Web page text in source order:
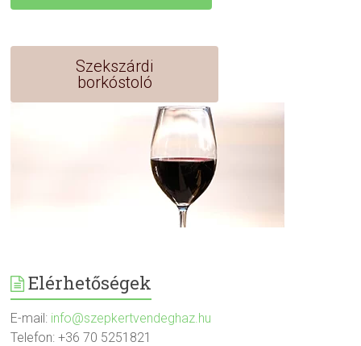
Szekszárdi
borkóstoló
Elérhetőségek
E-mail: info@szepkertvendeghaz.hu
Telefon: +36 70 5251821